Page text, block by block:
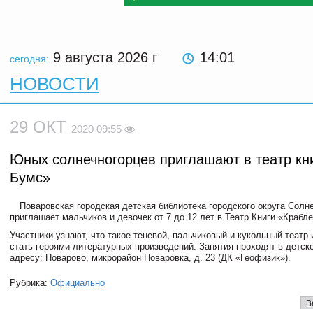
сегодня: 9 августа 2026 г 14:01
НОВОСТИ
29 ОКТ 2020 09:55
Юных солнечногорцев приглашают в театр
Бумс»
Поваровская городская детская библиотека городского округа
приглашает мальчиков и девочек от 7 до 12 лет в Театр Книги
Участники узнают, что такое теневой, пальчиковый и кукольный театр
стать героями литературных произведений. Занятия проходят в
адресу: Поварово, микрорайон Поваровка, д. 23 (ДК «Геофизик»).
Рубрика: Официально